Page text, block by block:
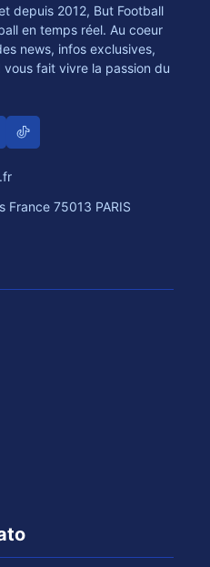
depuis 2012, But Football
en temps réel. Au coeur
news, infos exclusives,
fait vivre la passion du
France 75013 PARIS